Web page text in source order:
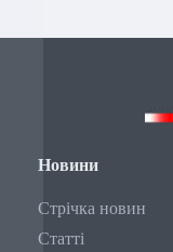
Новини
Стрічка новин
Статті